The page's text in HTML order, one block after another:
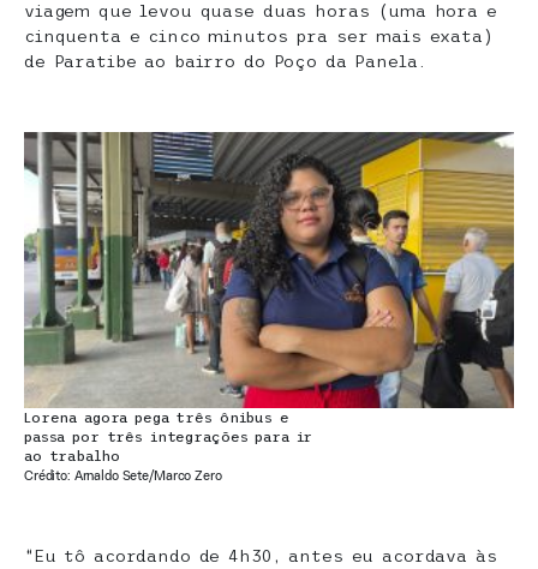
viagem que levou quase duas horas (uma hora e
cinquenta e cinco minutos pra ser mais exata)
de Paratibe ao bairro do Poço da Panela.
Lorena agora pega três ônibus e
passa por três integrações para ir
ao trabalho
Crédito: Arnaldo Sete/Marco Zero
“Eu tô acordando de 4h30, antes eu acordava às